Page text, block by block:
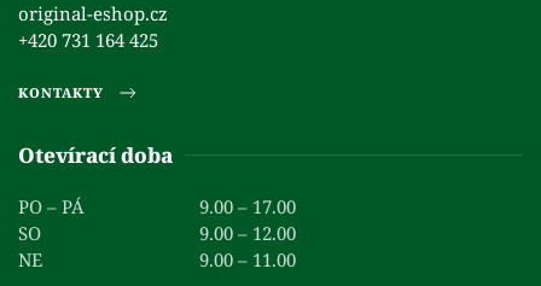
original-eshop.cz
+420 731 164 425
KONTAKTY
Otevírací doba
PO – PÁ
9.00 – 17.00
SO
9.00 – 12.00
NE
9.00 – 11.00